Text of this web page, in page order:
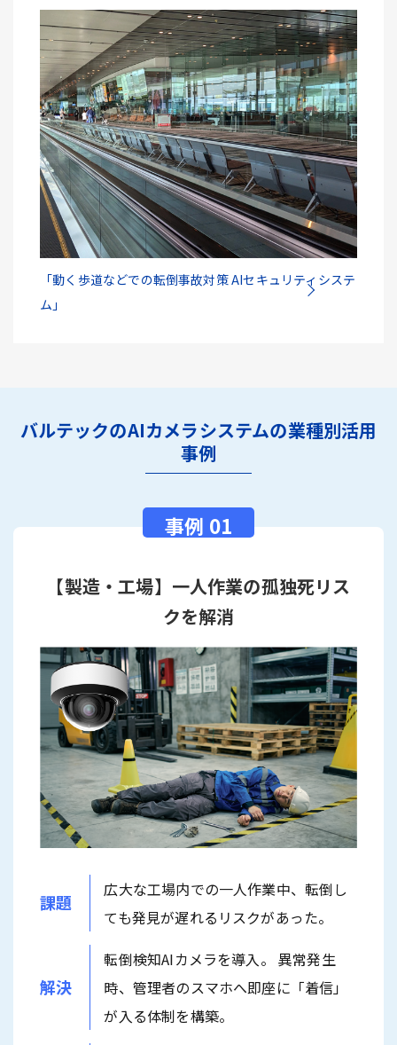
「動く歩道などでの転倒事故対策 AIセキュリティシステ
ム」
バルテックのAIカメラシステムの業種別活用
事例
【製造・工場】一人作業の孤独死リス
クを解消
課題
広大な工場内での一人作業中、転倒し
ても発見が遅れるリスクがあった。
解決
転倒検知AIカメラを導入。 異常発生
時、管理者のスマホへ即座に「着信」
が入る体制を構築。